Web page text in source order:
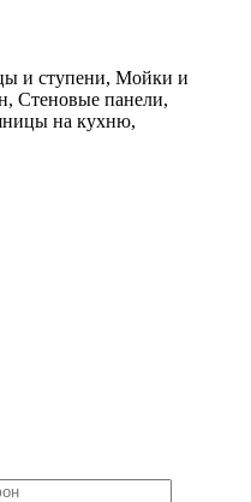
и ступени, Мойки и
Стеновые панели,
на кухню,